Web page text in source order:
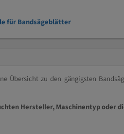
für Bandsägeblätter
Übersicht zu den gängigsten
Hersteller, Maschinentyp oder